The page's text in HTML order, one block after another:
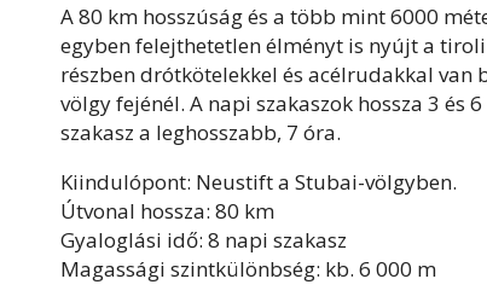
A 80 km hosszúság és a több mint 6000
egyben felejthetetlen élményt is nyújt a
részben drótkötelekkel és acélrudakkal
völgy fejénél. A napi szakaszok hossza 3
szakasz a leghosszabb, 7 óra.
Kiindulópont: Neustift a Stubai-völgyben.
Útvonal hossza: 80 km
Gyaloglási idő: 8 napi szakasz
Magassági szintkülönbség: kb. 6 000 m